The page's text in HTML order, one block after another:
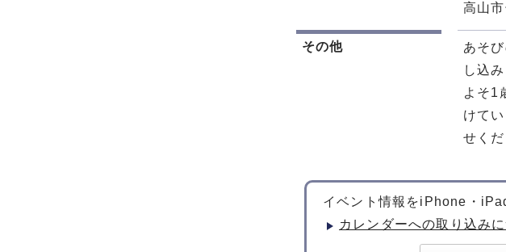
高山
その他
あそ
し込
よそ1
けて
せくだ
イベント情報をiPhone・
カレンダーへの取り込み